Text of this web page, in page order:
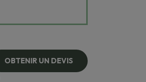
OBTENIR UN DEVIS